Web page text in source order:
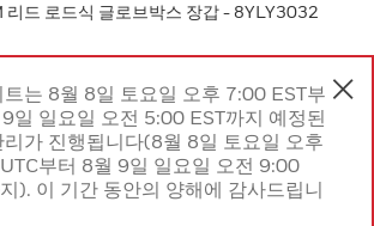
리드 로드식 글로브박스 장갑 - 8YLY3032
트는 8월 8일 토요일 오후 7:00 EST부
일 일요일 오전 5:00 EST까지 예정된
리가 진행됩니다(8월 8일 토요일 오후
부터 8월 9일 일요일 오전 9:00
). 이 기간 동안의 양해에 감사드립니